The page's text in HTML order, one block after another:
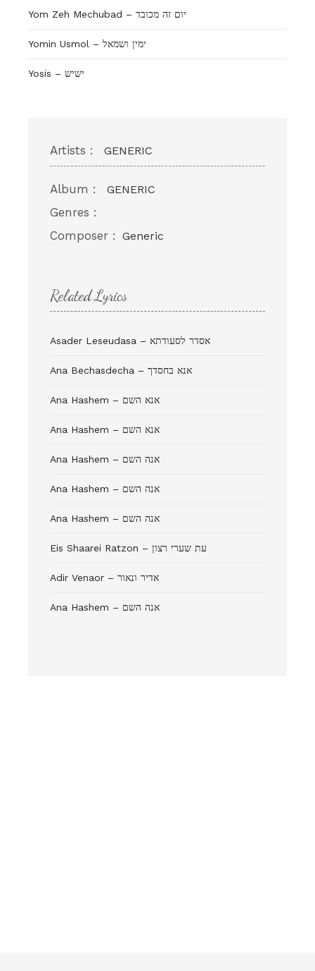
Yom Zeh Mechubad – יום זה מכובד
Yosis – ישיש
Artists : GENERIC
Album : GENERIC
Genres :
Composer : Generic
Related Lyrics
Asader Leseudasa – אסדר לסעודתא
Ana Bechasdecha – אנא בחסדך
Ana Hashem – אנא השם
Ana Hashem – אנא השם
Ana Hashem – אנה השם
Ana Hashem – אנה השם
Ana Hashem – אנה השם
Eis Shaarei Ratzon – עת שערי רצון
Adir Venaor – אדיר ונאור
Ana Hashem – אנה השם